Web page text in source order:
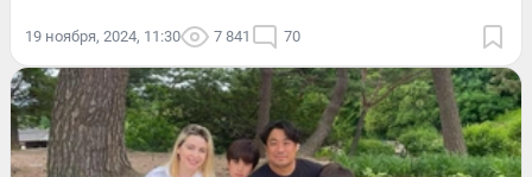
19 ноября, 2024, 11:30 7 841 70